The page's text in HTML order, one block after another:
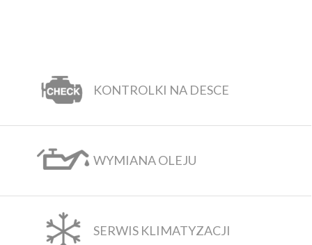
KONTROLKI NA DESCE
WYMIANA OLEJU
SERWIS KLIMATYZACJI